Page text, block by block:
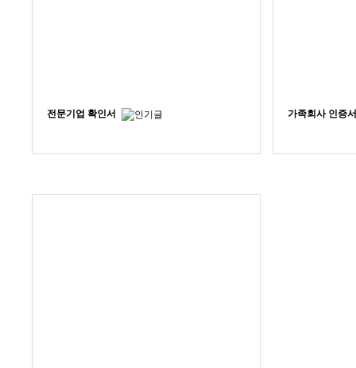
전문기업 확인서 가족회사 인증